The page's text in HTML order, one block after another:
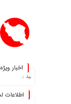
اخبار
اطلاعات